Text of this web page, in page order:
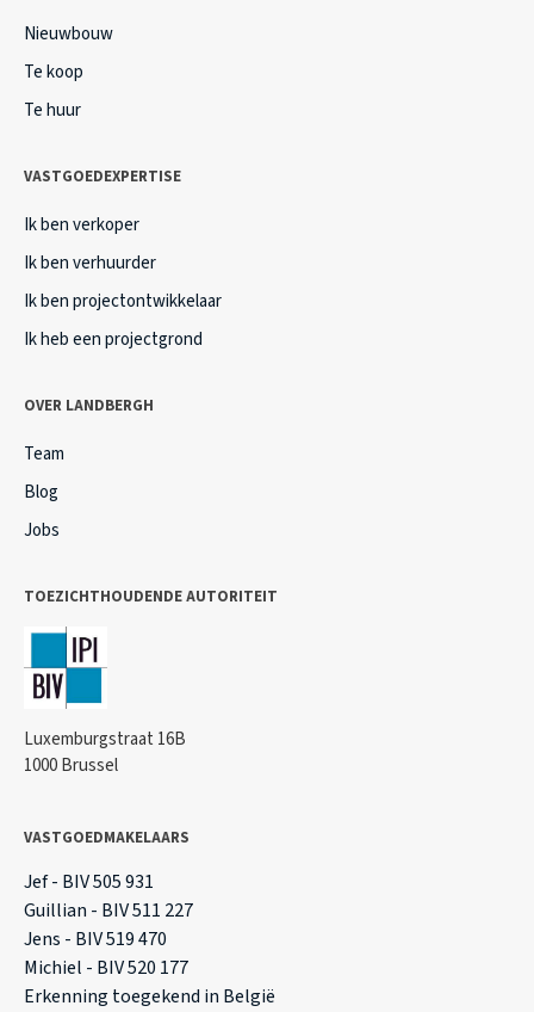
Nieuwbouw
Te koop
Te huur
VASTGOEDEXPERTISE
Ik ben verkoper
Ik ben verhuurder
Ik ben projectontwikkelaar
Ik heb een projectgrond
OVER LANDBERGH
Team
Blog
Jobs
TOEZICHTHOUDENDE AUTORITEIT
Luxemburgstraat 16B
1000 Brussel
VASTGOEDMAKELAARS
Jef - BIV 505 931
Guillian - BIV 511 227
Jens - BIV 519 470
Michiel - BIV 520 177
Erkenning toegekend in België